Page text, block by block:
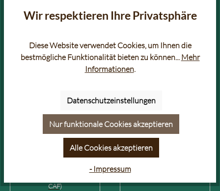
FILTERKAFFEE ESPRESSO
FILTERKAFFEE RARITÄTEN
AROMATISIERTER KAFFEE &
ESPRESSO
ESPRESSO
VOLLAUTOMATEN KAFFEE &
ESPRESSO
GOLDPRÄMIERTER KAFFEE &
ESPRESSO
ENTKOFFEINIERTER KAFFEE
CAF)
KAFFEE FÜR COLD BREW
Wir respektieren Ihre Privatsphäre
Diese Website verwendet Cookies, um Ihnen die
bestmögliche Funktionalität bieten zu können... Mehr
Informationen.
Datenschutzeinstellungen
Nur funktionale Cookies akzeptieren
Alle Cookies akzeptieren
- Impressum